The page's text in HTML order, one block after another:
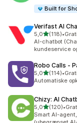
Built for
Verifast AI
5,0ud af 5
(118)
118 •
AI-chatbot
kundeservice
Robo Calls ‑
5,0ud af 5
(114)
114 •
Automatiske
Chizy: AI
5,0ud af 5
(120)
120 •
Smart AI-